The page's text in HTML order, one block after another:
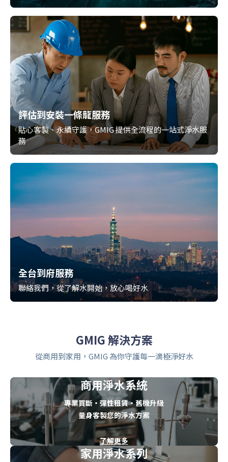
評估到安裝一條龍服務
貼心客製、永續守護，GMIG 提供全流程的一站式淨水服
務
全台到府服務
聯絡我們，從了解水開始，放心喝好水
GMIG 解決方案
從商用到家用，GMIG 為你守護每一滴極淨好水
商用淨水系統
專業買斷・彈性租賃・舊機升級
量身客製您的淨水方案
了解更多
家用淨水系列